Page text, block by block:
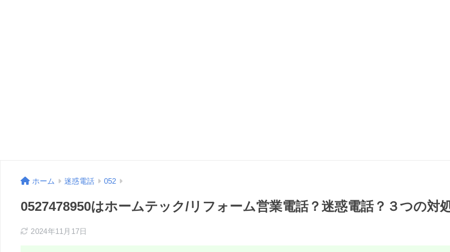
ホーム 迷惑電話 052
0527478950はホームテック/リフォーム営業電話？迷惑電話？３つの対
2024年11月17日